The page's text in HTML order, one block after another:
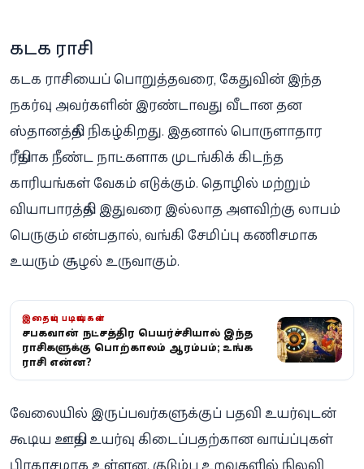
கடக ராசி
கடக ராசியைப் பொறுத்தவரை, கேதுவின் இந்த
நகர்வு அவர்களின் இரண்டாவது வீடான தன
ஸ்தானத்தில் நிகழ்கிறது. இதனால் பொருளாதார
ரீதியாக நீண்ட நாட்களாக முடங்கிக் கிடந்த
காரியங்கள் வேகம் எடுக்கும். தொழில் மற்றும்
வியாபாரத்தில் இதுவரை இல்லாத அளவிற்கு லாபம்
பெருகும் என்பதால், வங்கி சேமிப்பு கணிசமாக
உயரும் சூழல் உருவாகும்.
இதையும் படியுங்கள்
சனிபகவானின் நட்சத்திர பெயர்ச்சியால் இந்த
ராசிகளுக்கு பொற்காலம் ஆரம்பம்; உங்க
ராசி என்ன?
வேலையில் இருப்பவர்களுக்குப் பதவி உயர்வுடன்
கூடிய ஊதிய உயர்வு கிடைப்பதற்கான வாய்ப்புகள்
பிரகாசமாக உள்ளன. குடும்ப உறவுகளில் நிலவி